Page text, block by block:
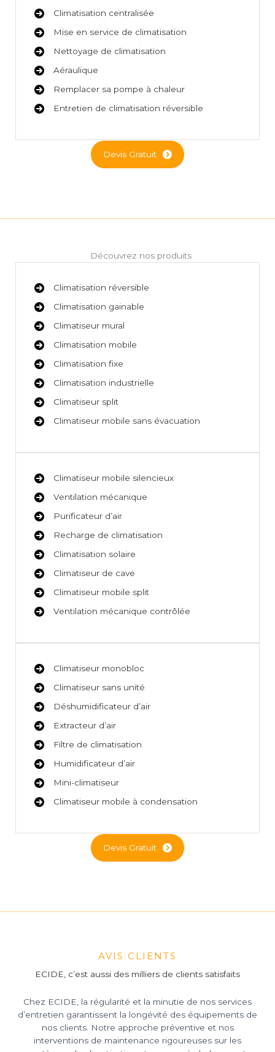
Climatisation centralisée
Mise en service de climatisation
Nettoyage de climatisation
Aéraulique
Remplacer sa pompe à chaleur
Entretien de climatisation réversible
Devis Gratuit
Découvrez nos produits
Climatisation réversible
Climatisation gainable
Climatiseur mural
Climatisation mobile
Climatisation fixe
Climatisation industrielle
Climatiseur split
Climatiseur mobile sans évacuation
Climatiseur mobile silencieux
Ventilation mécanique
Purificateur d’air
Recharge de climatisation
Climatisation solaire
Climatiseur de cave
Climatiseur mobile split
Ventilation mécanique contrôlée
Climatiseur monobloc
Climatiseur sans unité
Déshumidificateur d’air
Extracteur d’air
Filtre de climatisation
Humidificateur d’air
Mini-climatiseur
Climatiseur mobile à condensation
Devis Gratuit
AVIS CLIENTS
ECIDE, c’est aussi des milliers de clients satisfaits
Chez ECIDE, la régularité et la minutie de nos services
d’entretien garantissent la longévité des équipements de
nos clients. Notre approche préventive et nos
interventions de maintenance rigoureuses sur les